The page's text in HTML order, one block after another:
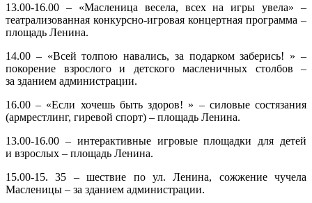
13.00-16.00 – «Масленица весела, всех на игры увела» –
театрализованная конкурсно-игровая концертная программа –
площадь Ленина.
14.00 – «Всей толпою навались, за подарком заберись! » –
покорение взрослого и детского масленичных столбов –
за зданием администрации.
16.00 – «Если хочешь быть здоров! » – силовые состязания
(армрестлинг, гиревой спорт) – площадь Ленина.
13.00-16.00 – интерактивные игровые площадки для детей
и взрослых – площадь Ленина.
15.00-15. 35 – шествие по ул. Ленина, сожжение чучела
Масленицы – за зданием администрации.